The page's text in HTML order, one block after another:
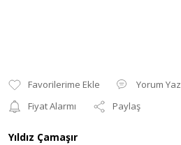
Yorum Yaz
Fiyat Alarmı
Paylaş
Yıldız Çamaşır